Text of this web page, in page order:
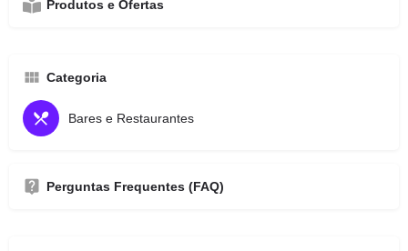
Produtos e Ofertas
Categoria
Bares e Restaurantes
Perguntas Frequentes (FAQ)